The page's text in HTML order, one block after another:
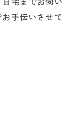
手伝いさせ